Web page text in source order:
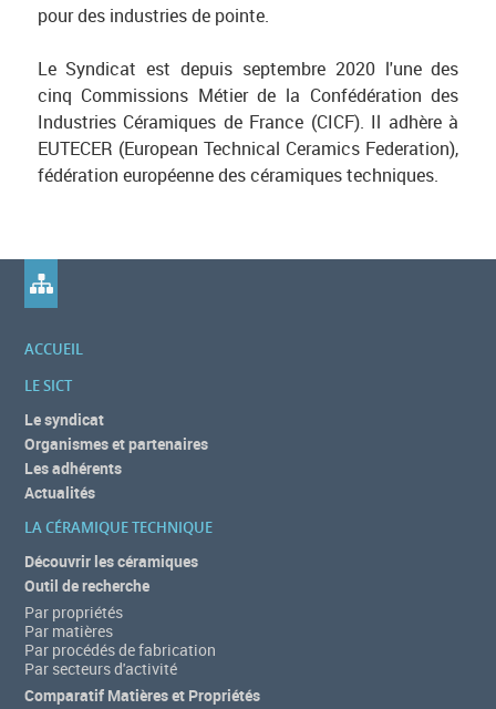
pour des industries de pointe.
Le Syndicat est depuis septembre 2020 l'une des
cinq Commissions Métier de la Confédération des
Industries Céramiques de France (CICF). Il adhère à
EUTECER (European Technical Ceramics Federation),
fédération européenne des céramiques techniques.
ACCUEIL
LE SICT
Le syndicat
Organismes et partenaires
Les adhérents
Actualités
LA CÉRAMIQUE TECHNIQUE
Découvrir les céramiques
Outil de recherche
Par propriétés
Par matières
Par procédés de fabrication
Par secteurs d'activité
Comparatif Matières et Propriétés